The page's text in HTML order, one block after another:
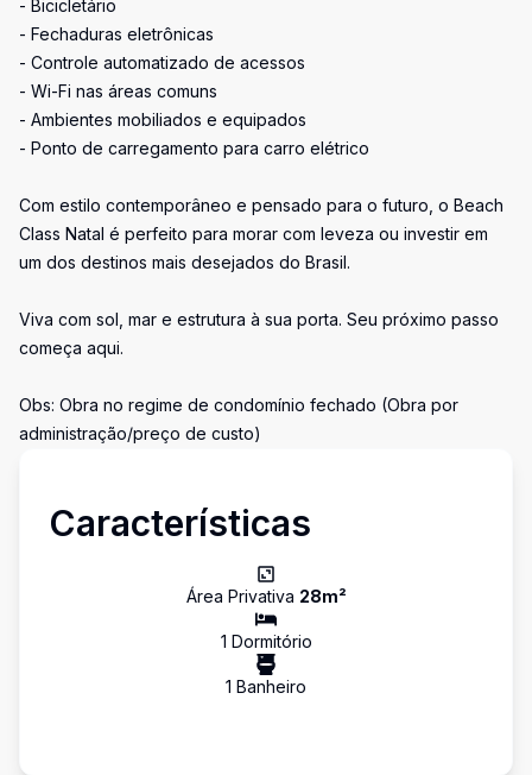
- Bicicletário
- Fechaduras eletrônicas
- Controle automatizado de acessos
- Wi-Fi nas áreas comuns
- Ambientes mobiliados e equipados
- Ponto de carregamento para carro elétrico
Com estilo contemporâneo e pensado para o futuro, o Beach
Class Natal é perfeito para morar com leveza ou investir em
um dos destinos mais desejados do Brasil.
Viva com sol, mar e estrutura à sua porta. Seu próximo passo
começa aqui.
Obs: Obra no regime de condomínio fechado (Obra por
administração/preço de custo)
Características
Área Privativa 28m²
1 Dormitório
1 Banheiro